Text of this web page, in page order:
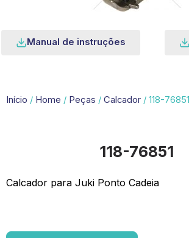
Manual de instruções
Início / Home / Peças / Calcador / 118-76851
118-76851
Calcador para Juki Ponto Cadeia